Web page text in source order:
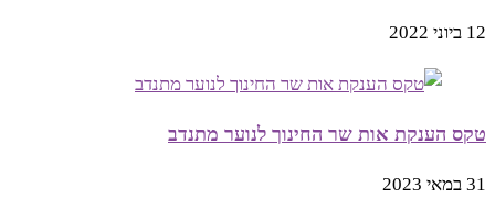
12 ביוני 2022
טקס הענקת אות שר החינוך לנוער מתנדב
31 במאי 2023